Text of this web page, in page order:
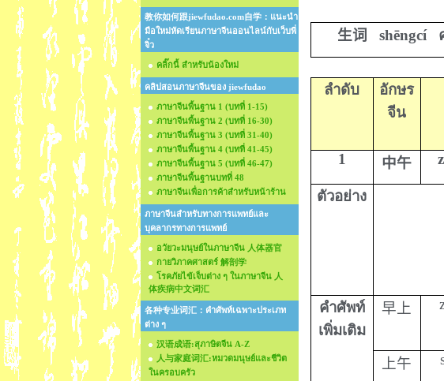
教你如何跟jiewfudao.com自学：แนะนำ
มือใหม่หัดเรียนภาษาจีนออนไลน์กับเว็บพี่
จิ๋ว
คลิ๊กนี้ สำหรับน้องใหม่
คลิปสอนภาษาจีนของ jiewfudao
ภาษาจีนพื้นฐาน 1 (บทที่ 1-15)
ภาษาจีนพื้นฐาน 2 (บทที่ 16-30)
ภาษาจีนพื้นฐาน 3 (บทที่ 31-40)
ภาษาจีนพื้นฐาน 4 (บทที่ 41-45)
ภาษาจีนพื้นฐาน 5 (บทที่ 46-47)
ภาษาจีนพื้นฐานบทที่ 48
ภาษาจีนเพื่อการค้าสำหรับหน้าร้าน
ภาษาจีนสำหรับทางการแพทย์และ
บุคลากรทางการแพทย์
อวัยวะมนุษย์ในภาษาจีน 人体器官
กายวิภาคศาสตร์ 解剖学
โรคภัยไข้เจ็บต่าง ๆ ในภาษาจีน 人
体疾病中文词汇
各种专业词汇：คำศัพท์เฉพาะประเภท
ต่าง ๆ
汉语成语:สุภาษิตจีน A-Z
人与家庭词汇:หมวดมนุษย์และชีวิต
ในครอบครัว
生词 shēngcí
ลำดับ
อักษร
จีน
1 中午
ตัวอย่าง
คำศัพท์
เพิ่มเติม
早上
上午